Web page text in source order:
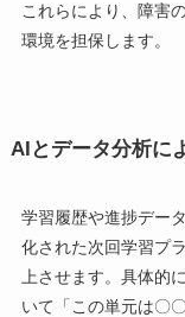
これらにより、障害
環境を担保します。
AIとデータ分析に
学習履歴や進捗デー
化された次回学習プ
上させます。具体的
いて「この単元は〇